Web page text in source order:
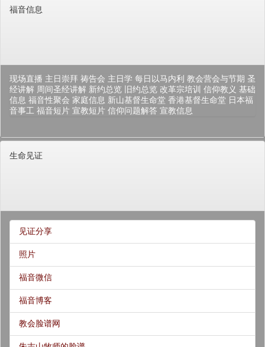
福音信息
现场直播 主日崇拜 祷告会 主日学 每日以马内利 教会营会与节期 圣
经讲解 周间圣经讲解 新约总览 旧约总览 改革宗培训 信仰教义 基础
信息 福音性聚会 家庭信息 新山基督生命堂 香港基督生命堂 日本福
音事工 福音短片 宣教短片 信仰问题解答 宣教信息
生命见证
见证分享
照片
福音微信
福音博客
教会脸谱网